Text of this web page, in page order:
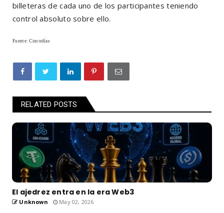
billeteras de cada uno de los participantes teniendo
control absoluto sobre ello.
Fuente: Cincodías
RELATED POSTS
El ajedrez entra en la era Web3
Unknown May 02, 2026